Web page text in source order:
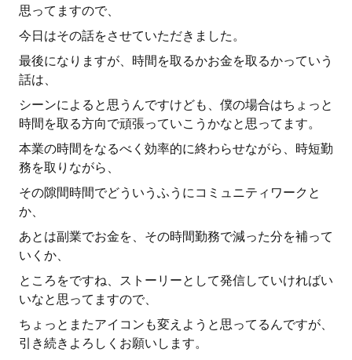
思ってますので、
今日はその話をさせていただきました。
最後になりますが、時間を取るかお金を取るかっていう
話は、
シーンによると思うんですけども、僕の場合はちょっと
時間を取る方向で頑張っていこうかなと思ってます。
本業の時間をなるべく効率的に終わらせながら、時短勤
務を取りながら、
その隙間時間でどういうふうにコミュニティワークと
か、
あとは副業でお金を、その時間勤務で減った分を補って
いくか、
ところをですね、ストーリーとして発信していければい
いなと思ってますので、
ちょっとまたアイコンも変えようと思ってるんですが、
引き続きよろしくお願いします。